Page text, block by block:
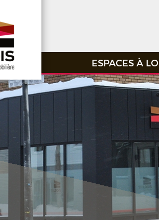
ESPACES À